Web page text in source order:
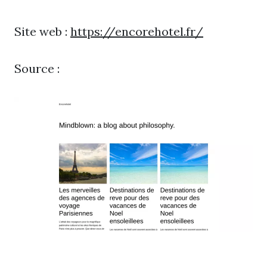
Site web : https://encorehotel.fr/
Source :